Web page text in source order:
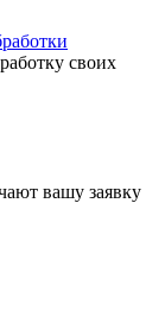
своих
вашу заявку